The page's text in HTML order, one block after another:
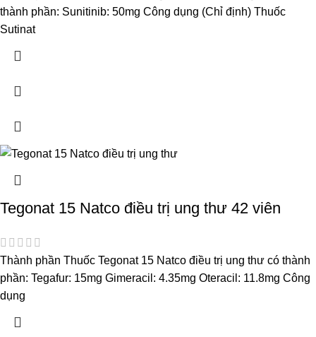
thành phần: Sunitinib: 50mg Công dụng (Chỉ định) Thuốc
Sutinat
Tegonat 15 Natco điều trị ung thư 42 viên
Thành phần Thuốc Tegonat 15 Natco điều trị ung thư có thành
phần: Tegafur: 15mg Gimeracil: 4.35mg Oteracil: 11.8mg Công
dụng